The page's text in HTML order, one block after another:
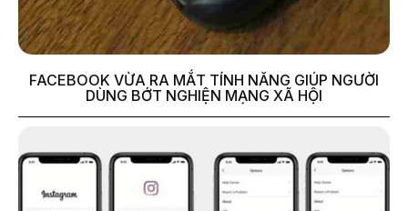
FACEBOOK VỪA RA MẮT TÍNH NĂNG GIÚP NGƯỜI
DÙNG BỚT NGHIỆN MẠNG XÃ HỘI